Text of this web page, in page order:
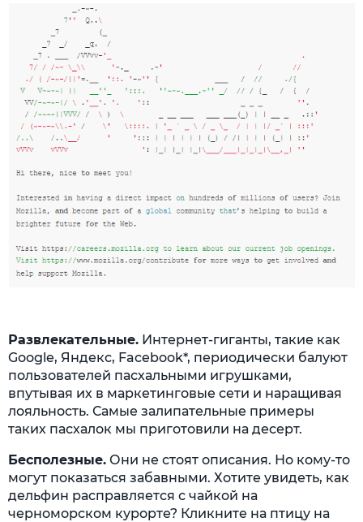
Развлекательные. Интернет-гиганты, такие как
Google, Яндекс, Facebook*, периодически балуют
пользователей пасхальными игрушками,
впутывая их в маркетинговые сети и наращивая
лояльность. Самые залипательные примеры
таких пасхалок мы приготовили на десерт.
Бесполезные. Они не стоят описания. Но кому-то
могут показаться забавными. Хотите увидеть, как
дельфин расправляется с чайкой на
черноморском курорте? Кликните на птицу на